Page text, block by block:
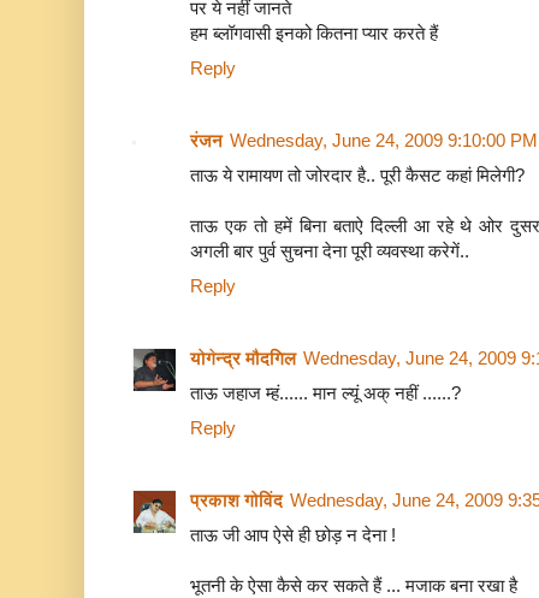
पर ये नहीं जानते
हम ब्‍लॉगवासी इनको कितना प्‍यार करते हैं
Reply
रंजन Wednesday, June 24, 2009 9:10:00 PM
ताऊ ये रामायण तो जोरदार है.. पूरी कैसट कहां मिलेगी?
ताऊ एक तो हमें बिना बताऐ दिल्ली आ रहे थे ओर
अगली बार पुर्व सुचना देना पूरी व्यवस्था करेगें..
Reply
योगेन्द्र मौदगिल Wednesday, June 24, 2009
ताऊ जहाज म्हं...... मान ल्यूं अक् नहीं ......?
Reply
प्रकाश गोविंद Wednesday, June 24, 2009
ताऊ जी आप ऐसे ही छोड़ न देना !
भूतनी के ऐसा कैसे कर सकते हैं ... मजाक बना रखा है